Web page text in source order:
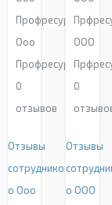
Ооо
Профресурс
0
отзывов
Отзывы
сотрудников
о Ооо
ООО
0
Отзывы
о ООО